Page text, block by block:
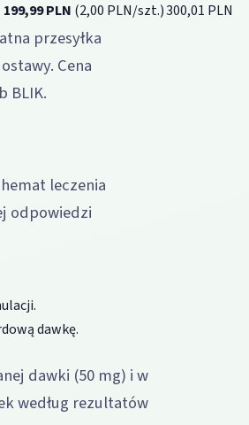
199,99 PLN (2,00 PLN/szt.)300,01 PLN
przesyłka
Cena
BLIK.
leczenia
odpowiedzi
dawkę.
dawki (50 mg) i w
według rezultatów